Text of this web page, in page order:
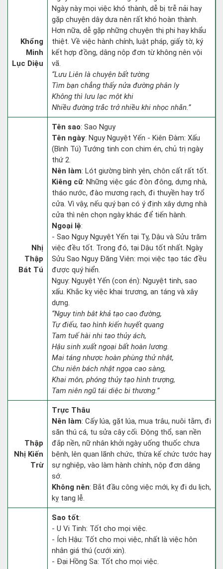
Khổng
Minh
Lục Diệu
Ngày này mọi việc khó thành, dễ bị trễ nải hay
gặp chuyện dây dưa nên rất khó hoàn thành.
Hơn nữa, dễ gặp những chuyện thị phi hay khẩu
thiệt. Về việc hành chính, luật pháp, giấy tờ, ký
kết hợp đồng, dâng nộp đơn từ không nên vội
vã.
“Lưu Liên là chuyện bất tường
Tìm bạn chẳng thấy nửa đường phân ly
Không thì lưu lạc một khi
Nhiều đường trắc trở nhiều khi nhọc nhằn.”
Nhị
Thập
Bát Tú
Tên sao: Sao Nguy
Tên ngày: Nguy Nguyệt Yến - Kiên Đàm: Xấu
(Bình Tú) Tướng tinh con chim én, chủ trị ngày
thứ 2.
Nên làm: Lót giường bình yên, chôn cất rất tốt.
Kiêng cữ: Những việc gác đòn đông, dựng nhà,
tháo nước, đào mương rạch, đi thuyền hay trổ
cửa. Vì vậy, nếu quý bạn có ý định xây dựng nhà
cửa thì nên chọn ngày khác để tiến hành.
Ngoại lệ:
- Sao Nguy Nguyệt Yến tại Tỵ, Dậu và Sửu trăm
việc đều tốt. Trong đó, tại Dậu tốt nhất. Ngày
Sửu Sao Nguy Đăng Viên: mọi việc tạo tác đều
được quý hiển.
Nguy: Nguyệt Yến (con én): Nguyệt tinh, sao
xấu. Khắc kỵ việc khai trương, an táng và xây
dựng.
“Nguy tinh bât khả tạo cao đường,
Tự điếu, tao hình kiến huyết quang
Tam tuế hài nhi tao thủy ách,
Hậu sinh xuất ngoại bất hoàn lương.
Mai táng nhược hoàn phùng thử nhật,
Chu niên bách nhật ngọa cao sàng,
Khai môn, phóng thủy tạo hình trượng,
Tam niên ngũ tái diệc bi thương.”
Thập
Nhị Kiến
Trừ
Trực Thâu
Nên làm: Cấy lúa, gặt lúa, mua trâu, nuôi tằm, đi
săn thú cá, tu sửa cây cối. Động thổ, san nền
đắp nền, nữ nhân khởi ngày uống thuốc chưa
bệnh, lên quan lãnh chức, thừa kế chức tước hay
sự nghiệp, vào làm hành chính, nộp đơn dâng
sớ.
Không nên: Bắt đầu công việc mới, kỵ đi du lịch,
kỵ tang lễ.
Sao tốt:
- U Vi Tinh: Tốt cho mọi việc.
- Ích Hậu: Tốt cho mọi việc, nhất là việc hôn
nhân giá thú (cưới xin).
- Đại Hồng Sa: Tốt cho mọi việc.